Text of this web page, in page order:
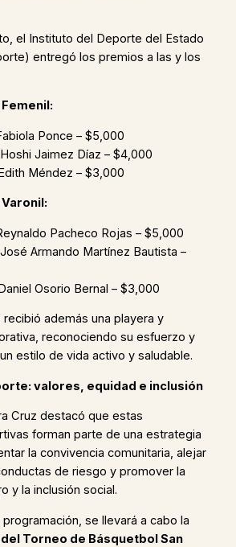
el Instituto del Deporte del Estado
entregó los premios a las y los
Ponce – $5,000
Hoshi Jaimez Díaz – $4,000
Méndez – $3,000
Pacheco Rojas – $5,000
José Armando Martínez Bautista –
Osorio Bernal – $3,000
además una playera y
reconociendo su esfuerzo y
estilo de vida activo y saludable.
valores, equidad e inclusión
Cruz destacó que estas
forman parte de una estrategia
la convivencia comunitaria, alejar
de riesgo y promover la
y la inclusión social.
se llevará a cabo la
Torneo de Básquetbol San